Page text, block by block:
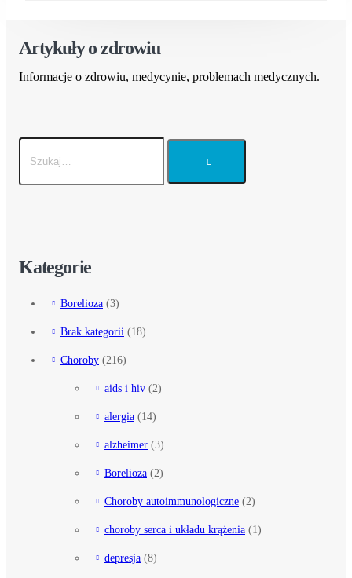
Artykuły o zdrowiu
Informacje o zdrowiu, medycynie, problemach medycznych.
Kategorie
Borelioza (3)
Brak kategorii (18)
Choroby (216)
aids i hiv (2)
alergia (14)
alzheimer (3)
Borelioza (2)
Choroby autoimmunologiczne (2)
choroby serca i układu krążenia (1)
depresja (8)